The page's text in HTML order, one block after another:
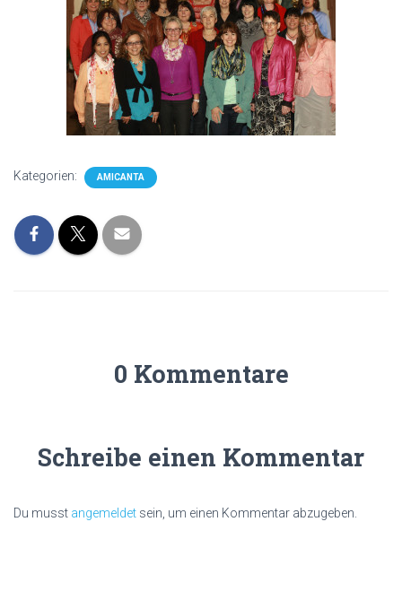
Kategorien: AMICANTA
0 Kommentare
Schreibe einen Kommentar
Du musst angemeldet sein, um einen Kommentar abzugeben.